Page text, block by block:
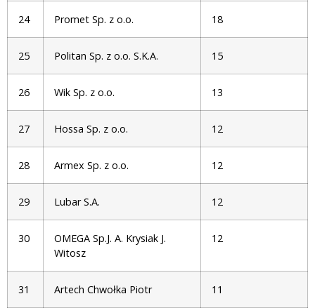
24 Promet Sp. z o.o. 18
25 Politan Sp. z o.o. S.K.A. 15
26 Wik Sp. z o.o. 13
27 Hossa Sp. z o.o. 12
28 Armex Sp. z o.o. 12
29 Lubar S.A. 12
30
OMEGA Sp.J. A. Krysiak J.
Witosz
12
31 Artech Chwołka Piotr 11